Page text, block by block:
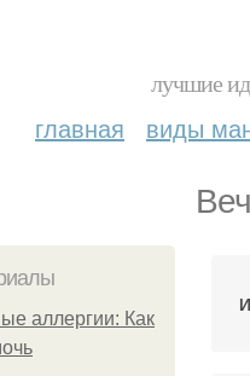
лучшие
главная виды
аллергии: Как